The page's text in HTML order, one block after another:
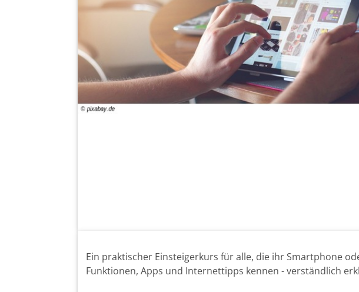
Ein praktischer Einsteigerkurs für alle, die ihr Smartphone
Funktionen, Apps und Internettipps kennen - verständlich